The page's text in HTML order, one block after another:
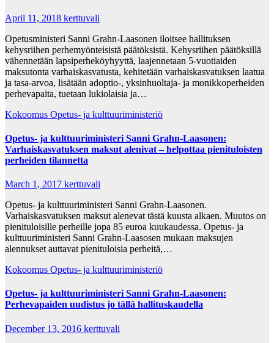
April 11, 2018 kerttuvali
Opetusministeri Sanni Grahn-Laasonen iloitsee hallituksen
kehysriihen perhemyönteisistä päätöksistä. Kehysriihen päätöksillä
vähennetään lapsiperheköyhyyttä, laajennetaan 5-vuotiaiden
maksutonta varhaiskasvatusta, kehitetään varhaiskasvatuksen laatua
ja tasa-arvoa, lisätään adoptio-, yksinhuoltaja- ja monikkoperheiden
perhevapaita, tuetaan lukiolaisia ja…
Kokoomus Opetus- ja kulttuuriministeriö
Opetus- ja kulttuuriministeri Sanni Grahn-Laasonen:
Varhaiskasvatuksen maksut alenivat – helpottaa pienituloisten
perheiden tilannetta
March 1, 2017 kerttuvali
Opetus- ja kulttuuriministeri Sanni Grahn-Laasonen.
Varhaiskasvatuksen maksut alenevat tästä kuusta alkaen. Muutos on
pienituloisille perheille jopa 85 euroa kuukaudessa. Opetus- ja
kulttuuriministeri Sanni Grahn-Laasosen mukaan maksujen
alennukset auttavat pienituloisia perheitä,…
Kokoomus Opetus- ja kulttuuriministeriö
Opetus- ja kulttuuriministeri Sanni Grahn-Laasonen:
Perhevapaiden uudistus jo tällä hallituskaudella
December 13, 2016 kerttuvali